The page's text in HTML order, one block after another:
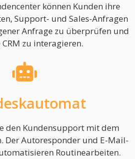
können Kunden ihre
Support- und Sales-Anfragen
Anfrage zu überprüfen und
zu interagieren.
den Kundensupport mit dem
Der Autoresponder und E-Mail-
Routinearbeiten.